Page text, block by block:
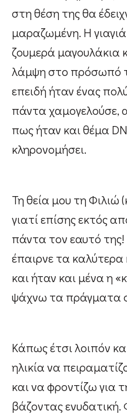
στη θέση της θα
μαραζωμένη. Η
ζουμερά μαγουλάκια
λάμψη στο πρόσωπό
επειδή ήταν ένας
πάντα χαμογελούσε,
πως ήταν και θέμα
κληρονομήσει.
Τη θεία μου τη Φιλιώ
γιατί επίσης εκτός
πάντα τον εαυτό
έπαιρνε τα καλύτερα
και ήταν και μένα η
ψάχνω τα πράγματα
Κάπως έτσι λοιπόν
ηλικία να
και να φροντίζω για
βάζοντας